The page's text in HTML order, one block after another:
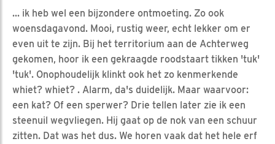
... ik heb wel een bijzondere ontmoeting. Zo ook
woensdagavond. Mooi, rustig weer, echt lekker om er
even uit te zijn. Bij het territorium aan de Achterweg
gekomen, hoor ik een gekraagde roodstaart tikken 'tuk'
'tuk'. Onophoudelijk klinkt ook het zo kenmerkende
whiet? whiet? . Alarm, da's duidelijk. Maar waarvoor:
een kat? Of een sperwer? Drie tellen later zie ik een
steenuil wegvliegen. Hij gaat op de nok van een schuur
zitten. Dat was het dus. We horen vaak dat het hele erf